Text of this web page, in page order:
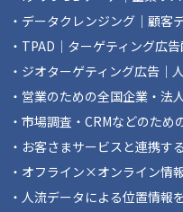
データクレンジング｜顧客
TPAD｜ターゲティング広
ジオターゲティング広告｜
営業のための全国企業・法
市場調査・CRMなどのため
お客さまサービスと連携す
オフライン×オンライン情
人流データによる位置情報